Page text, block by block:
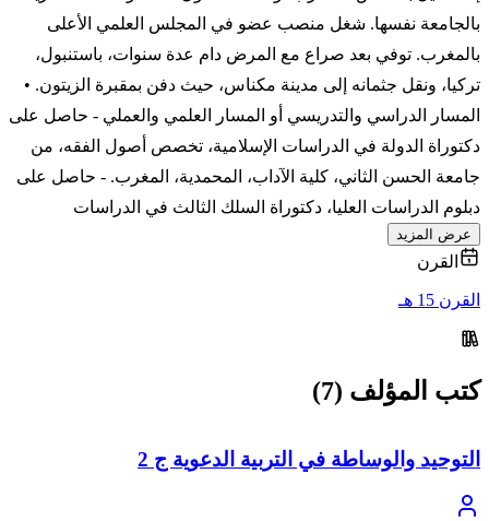
بالجامعة نفسها. شغل منصب عضو في المجلس العلمي الأعلى
بالمغرب. توفي بعد صراع مع المرض دام عدة سنوات، باستنبول،
تركيا، ونقل جثمانه إلى مدينة مكناس، حيث دفن بمقبرة الزيتون. •
المسار الدراسي والتدريسي أو المسار العلمي والعملي - حاصل على
دكتوراة الدولة في الدراسات الإسلامية، تخصص أصول الفقه، من
جامعة الحسن الثاني، كلية الآداب، المحمدية،­ المغرب. - حاصل على
دبلوم الدراسات العليا، دكتوراة السلك الثالث في الدراسات
عرض المزيد
القرن
القرن 15 هـ
كتب المؤلف (7)
التوحيد والوساطة في التربية الدعوية ج 2